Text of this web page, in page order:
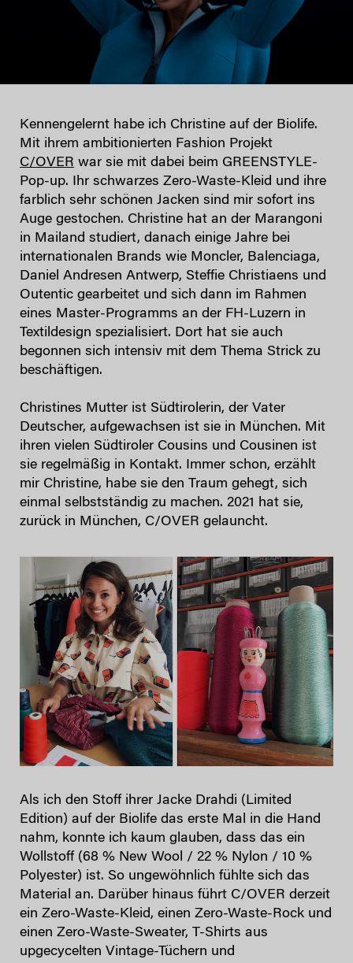
Kennengelernt habe ich Christine auf der Biolife.
Mit ihrem ambitionierten Fashion Projekt
C/OVER war sie mit dabei beim GREENSTYLE-
Pop-up. Ihr schwarzes Zero-Waste-Kleid und ihre
farblich sehr schönen Jacken sind mir sofort ins
Auge gestochen. Christine hat an der Marangoni
in Mailand studiert, danach einige Jahre bei
internationalen Brands wie Moncler, Balenciaga,
Daniel Andresen Antwerp, Steffie Christiaens und
Outentic gearbeitet und sich dann im Rahmen
eines Master-Programms an der FH-Luzern in
Textildesign spezialisiert. Dort hat sie auch
begonnen sich intensiv mit dem Thema Strick zu
beschäftigen.
Christines Mutter ist Südtirolerin, der Vater
Deutscher, aufgewachsen ist sie in München. Mit
ihren vielen Südtiroler Cousins und Cousinen ist
sie regelmäßig in Kontakt. Immer schon, erzählt
mir Christine, habe sie den Traum gehegt, sich
einmal selbstständig zu machen. 2021 hat sie,
zurück in München, C/OVER gelauncht.
Als ich den Stoff ihrer Jacke Drahdi (Limited
Edition) auf der Biolife das erste Mal in die Hand
nahm, konnte ich kaum glauben, dass das ein
Wollstoff (68 % New Wool / 22 % Nylon / 10 %
Polyester) ist. So ungewöhnlich fühlte sich das
Material an. Darüber hinaus führt C/OVER derzeit
ein Zero-Waste-Kleid, einen Zero-Waste-Rock und
einen Zero-Waste-Sweater, T-Shirts aus
upgecycelten Vintage-Tüchern und